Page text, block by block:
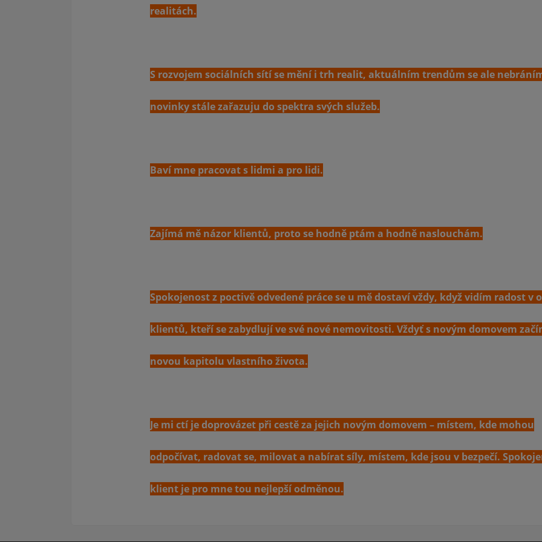
realitách.
S rozvojem sociálních sítí se mění i trh realit, aktuálním trendům se ale
novinky stále zařazuju do spektra svých služeb.
Baví mne pracovat s lidmi a pro lidi.
Zajímá mě názor klientů, proto se hodně ptám a hodně naslouchám.
Spokojenost z poctivě odvedené práce se u mě dostaví vždy, když vidím radost v
klientů, kteří se zabydlují ve své nové nemovitosti. Vždyť s novým domovem
novou kapitolu vlastního života.
Je mi ctí je doprovázet při cestě za jejich novým domovem – místem, kde mohou
odpočívat, radovat se, milovat a nabírat síly, místem, kde jsou v bezpečí.
klient je pro mne tou nejlepší odměnou.